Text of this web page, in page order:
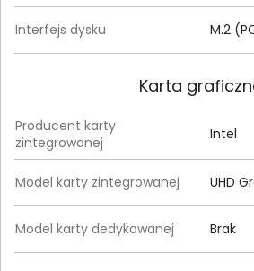
Interfejs dysku M.2
Karta
Producent karty
zintegrowanej
Intel
Model karty zintegrowanej UHD
Model karty dedykowanej Brak